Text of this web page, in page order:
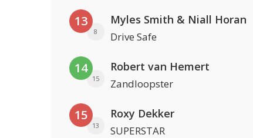
13
8
Myles Smith & Niall Horan
Drive Safe
14
15
Robert van Hemert
Zandloopster
15
13
Roxy Dekker
SUPERSTAR